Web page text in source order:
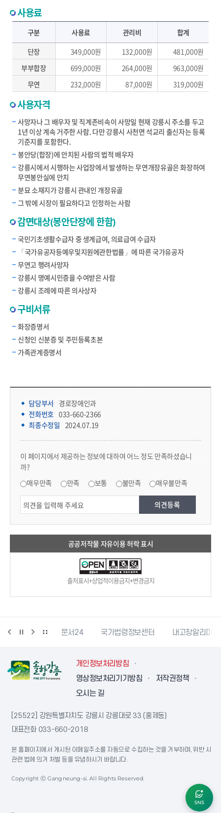
사용료
구분 사용료 관리비
합계
단장
349,000원 132,000원
481,000원
부부합장
699,000원 264,000원
963,000원
무연
232,000원 87,000원 319,000원
사용자격
사망자나 그 배우자 및 직계존비속이 사망일 현재 강릉시 주소를 두고
1년 이상 계속 거주한 사람. 다만 강릉시 사천면 석교리 출신자는 등록
기준지를 포함한다.
봉안당(합장)에 안치된 사람의 법적 배우자
강릉시에서 시행하는 사업장에서 발생하는 무연개장유골은 화장하여
무연봉안실에 안치
분묘 소재지가 강릉시 관내인 개장유골
그 밖에 시장이 필요하다고 인정하는 사람
감면대상(봉안단장에 한함)
국민기초생활수급자 중 생계급여, 의료급여 수급자
「국가유공자등예우및지원에관한법률」에 따른 국가유공자
무연고 행려사망자
강릉시 명예시민증을 수여받은 사람
강릉시 조례에 따른 의사상자
구비서류
화장증명서
신청인 신분증 및 주민등록초본
가족관계증명서
담당부서 경로장애인과
전화번호 033-660-2366
최종수정일 2024.07.19
이 페이지에서 제공하는 정보에 대하여 어느 정도 만족하셨습니
까?
매우만족 만족 보통 불만족 매우불만족
공공저작물 자유이용 허락 표시
출처표시+상업적이용금지+변경금지
강릉문화재단 문서24 국가법령정보센터 내고장알리미
개인정보처리방침
영상정보처리기기방침
저작권정책
오시는 길
[25522] 강원특별자치도 강릉시 강릉대로 33 (홍제동)
대표전화 033-660-2018
본 홈페이지에서 게시된 이메일주소를 자동으로 수집하는 것을 거부하며, 위반 시
관련 법에 의거 처벌 등을 유념하시기 바랍니다.
Copyright ⓒ Gangneung-si. All Rights Reserved.
SNS